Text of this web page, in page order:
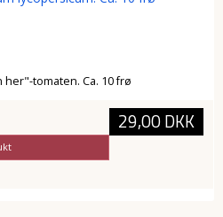
tomaten. Ca. 10 frø
29,00 DKK